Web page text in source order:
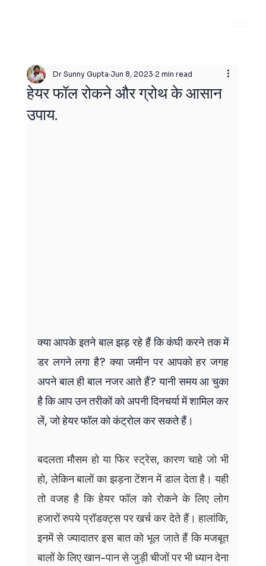
हेयर फॉल रोकने और ग्रोथ के आसान
उपाय.
Dr Sunny Gupta Jun 8, 2023 2 min read
क्या आपके इतने बाल झड़ रहे हैं कि कंघी करने तक में
डर लगने लगा है? क्या जमीन पर आपको हर जगह
अपने बाल ही बाल नजर आते हैं? यानी समय आ चुका
है कि आप उन तरीकों को अपनी दिनचर्या में शामिल कर
लें, जो हेयर फॉल को कंट्रोल कर सकते हैं।
बदलता मौसम हो या फिर स्ट्रेस, कारण चाहे जो भी
हो, लेकिन बालों का झड़ना टेंशन में डाल देता है। यही
तो वजह है कि हेयर फॉल को रोकने के लिए लोग
हजारों रुपये प्रॉडक्ट्स पर खर्च कर देते हैं। हालांकि,
इनमें से ज्यादातर इस बात को भूल जाते हैं कि मजबूत
बालों के लिए खान-पान से जुड़ी चीजों पर भी ध्यान देना